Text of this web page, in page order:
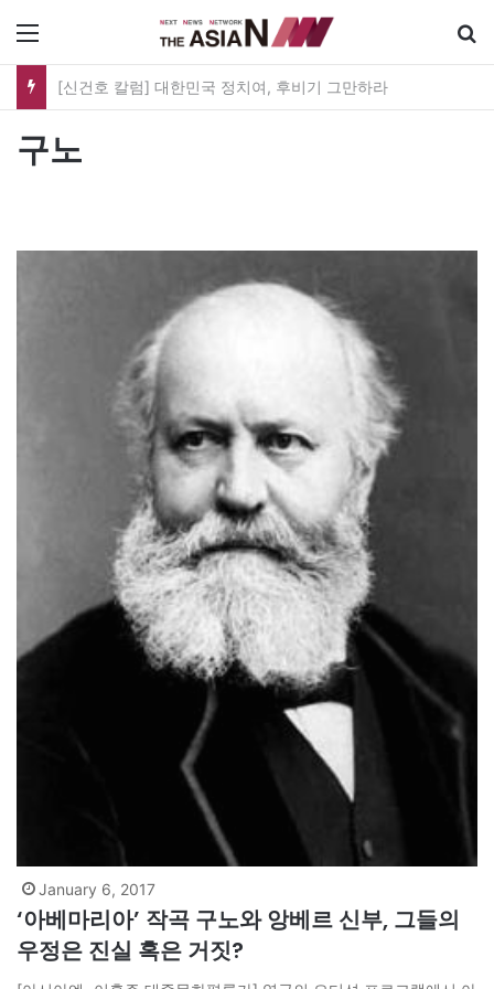
[신건호 칼럼] 대한민국 정치여, 후비기 그만하라
구노
January 6, 2017
‘아베마리아’ 작곡 구노와 앙베르 신부, 그들의
우정은 진실 혹은 거짓?